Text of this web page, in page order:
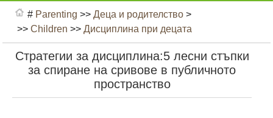
# Parenting >>Деца и родителство >
>>Children >>Дисциплина при децата
Стратегии за дисциплина:5 лесни стъпки
за спиране на сривове в публичното
пространство